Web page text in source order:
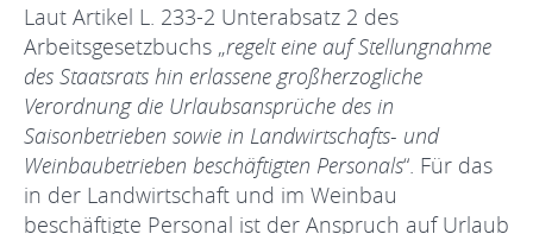
Laut Artikel L. 233-2 Unterabsatz 2 des
Arbeitsgesetzbuchs „regelt eine auf Stellungnahme
des Staatsrats hin erlassene großherzogliche
Verordnung die Urlaubsansprüche des in
Saisonbetrieben sowie in Landwirtschafts- und
Weinbaubetrieben beschäftigten Personals“. Für das
in der Landwirtschaft und im Weinbau
beschäftigte Personal ist der Anspruch auf Urlaub